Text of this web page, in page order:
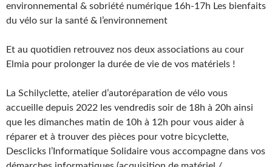
environnemental & sobriété numérique 16h-17h Les bienfaits
du vélo sur la santé & l’environnement
Et au quotidien retrouvez nos deux associations au cour
Elmia pour prolonger la durée de vie de vos matériels !
La Schilyclette, atelier d’autoréparation de vélo vous
accueille depuis 2022 les vendredis soir de 18h à 20h ainsi
que les dimanches matin de 10h à 12h pour vous aider à
réparer et à trouver des pièces pour votre bicyclette,
Desclicks l’Informatique Solidaire vous accompagne dans vos